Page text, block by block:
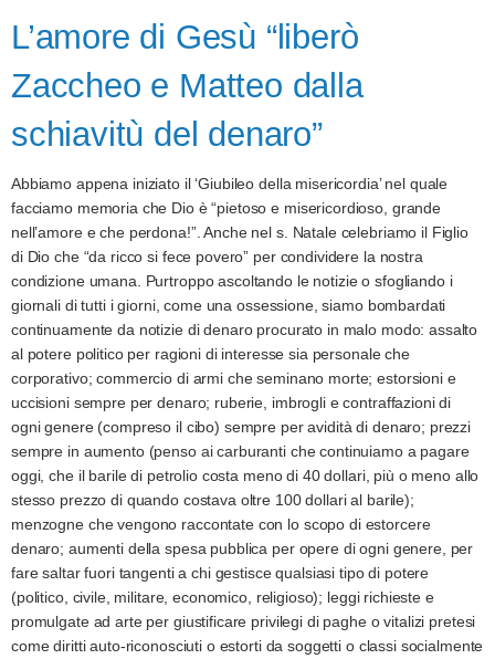
L’amore di Gesù “liberò
Zaccheo e Matteo dalla
schiavitù del denaro”
Abbiamo appena iniziato il ‘Giubileo della misericordia’ nel quale
facciamo memoria che Dio è “pietoso e misericordioso, grande
nell’amore e che perdona!”. Anche nel s. Natale celebriamo il Figlio
di Dio che “da ricco si fece povero” per condividere la nostra
condizione umana. Purtroppo ascoltando le notizie o sfogliando i
giornali di tutti i giorni, come una ossessione, siamo bombardati
continuamente da notizie di denaro procurato in malo modo: assalto
al potere politico per ragioni di interesse sia personale che
corporativo; commercio di armi che seminano morte; estorsioni e
uccisioni sempre per denaro; ruberie, imbrogli e contraffazioni di
ogni genere (compreso il cibo) sempre per avidità di denaro; prezzi
sempre in aumento (penso ai carburanti che continuiamo a pagare
oggi, che il barile di petrolio costa meno di 40 dollari, più o meno allo
stesso prezzo di quando costava oltre 100 dollari al barile);
menzogne che vengono raccontate con lo scopo di estorcere
denaro; aumenti della spesa pubblica per opere di ogni genere, per
fare saltar fuori tangenti a chi gestisce qualsiasi tipo di potere
(politico, civile, militare, economico, religioso); leggi richieste e
promulgate ad arte per giustificare privilegi di paghe o vitalizi pretesi
come diritti auto-riconosciuti o estorti da soggetti o classi socialmente